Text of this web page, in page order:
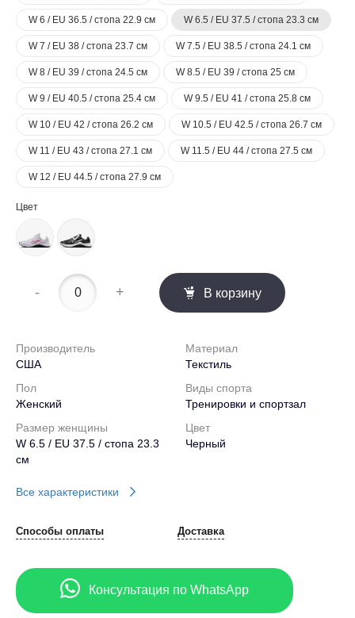
W 6 / EU 36.5 / стопа 22.9 см W 6.5 / EU 37.5 / стопа 23.3 см
W 7 / EU 38 / стопа 23.7 см W 7.5 / EU 38.5 / стопа 24.1 см
W 8 / EU 39 / стопа 24.5 см W 8.5 / EU 39 / стопа 25 см
W 9 / EU 40.5 / стопа 25.4 см W 9.5 / EU 41 / стопа 25.8 см
W 10 / EU 42 / стопа 26.2 см W 10.5 / EU 42.5 / стопа 26.7 см
W 11 / EU 43 / стопа 27.1 см W 11.5 / EU 44 / стопа 27.5 см
W 12 / EU 44.5 / стопа 27.9 см
Цвет
- + В корзину
Производитель
США
Материал
Текстиль
Пол
Женский
Виды спорта
Тренировки и спортзал
Размер женщины
W 6.5 / EU 37.5 / стопа 23.3
см
Цвет
Черный
Все характеристики
Способы оплаты Доставка
Консультация по WhatsApp